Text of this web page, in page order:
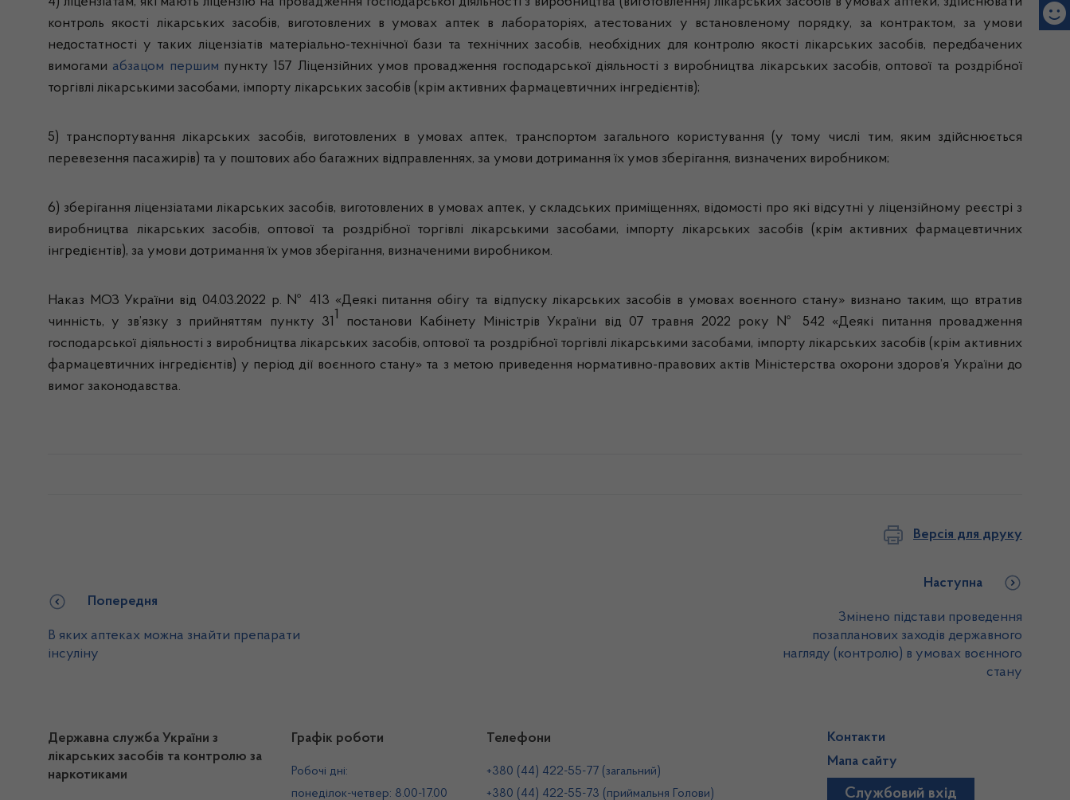
контроль якості лікарських засобів, виготовлених в умовах аптек в лабораторіях, атестованих у встановленому порядку, за контрактом, за умови
недостатності у таких ліцензіатів матеріально-технічної бази та технічних засобів, необхідних для контролю якості лікарських засобів, передбачених
вимогами абзацом першим пункту 157 Ліцензійних умов провадження господарської діяльності з виробництва лікарських засобів, оптової та роздрібної
торгівлі лікарськими засобами, імпорту лікарських засобів (крім активних фармацевтичних інгредієнтів);
5) транспортування лікарських засобів, виготовлених в умовах аптек, транспортом загального користування (у тому числі тим, яким здійснюється
перевезення пасажирів) та у поштових або багажних відправленнях, за умови дотримання їх умов зберігання, визначених виробником;
6) зберігання ліцензіатами лікарських засобів, виготовлених в умовах аптек, у складських приміщеннях, відомості про які відсутні у ліцензійному реєстрі з
виробництва лікарських засобів, оптової та роздрібної торгівлі лікарськими засобами, імпорту лікарських засобів (крім активних фармацевтичних
інгредієнтів), за умови дотримання їх умов зберігання, визначеними виробником.
Наказ МОЗ України від 04.03.2022 р. № 413 «Деякі питання обігу та відпуску лікарських засобів в умовах воєнного стану» визнано таким, що втратив
чинність, у зв’язку з прийняттям пункту 31 1
постанови Кабінету Міністрів України від 07 травня 2022 року № 542 «Деякі питання провадження
господарської діяльності з виробництва лікарських засобів, оптової та роздрібної торгівлі лікарськими засобами, імпорту лікарських засобів (крім активних
фармацевтичних інгредієнтів) у період дії воєнного стану» та з метою приведення нормативно-правових актів Міністерства охорони здоров’я України до
вимог законодавства.
Версія для друку
Попередня
В яких аптеках можна знайти препарати
інсуліну
Наступна
Змінено підстави проведення
позапланових заходів державного
нагляду (контролю) в умовах воєнного
стану
Державна служба України з
лікарських засобів та контролю за
наркотиками
Графік роботи
Робочі дні:
понеділок-четвер: 8.00-17.00
Телефони
+380 (44) 422-55-77 (загальний)
+380 (44) 422-55-73 (приймальня Голови)
Контакти
Мапа сайту
Службовий вхід